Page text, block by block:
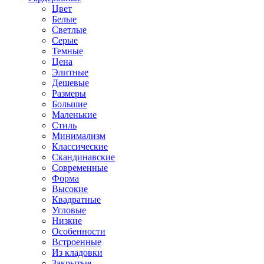
Цвет
Белые
Светлые
Серые
Темные
Цена
Элитные
Дешевые
Размеры
Большие
Маленькие
Стиль
Минимализм
Классические
Скандинавские
Современные
Форма
Высокие
Квадратные
Угловые
Низкие
Особенности
Встроенные
Из кладовки